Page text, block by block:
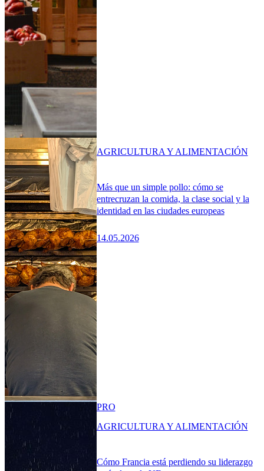
Más que un simple pollo: cómo se
entrecruzan la comida, la clase social y la
identidad en las ciudades europeas
14.05.2026
AGRICULTURA Y ALIMENTACIÓN
Cómo Francia está perdiendo su liderazgo
PRO
AGRICULTURA Y ALIMENTACIÓN